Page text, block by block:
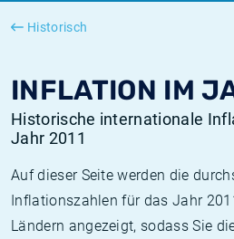
Historisch
INFLATION IM
Historische internationale
Jahr 2011
Auf dieser Seite werden die
Inflationszahlen für das Jahr
Ländern angezeigt, sodass Sie
SONIA
Europäische inflation
Historische SONIA-Sätze